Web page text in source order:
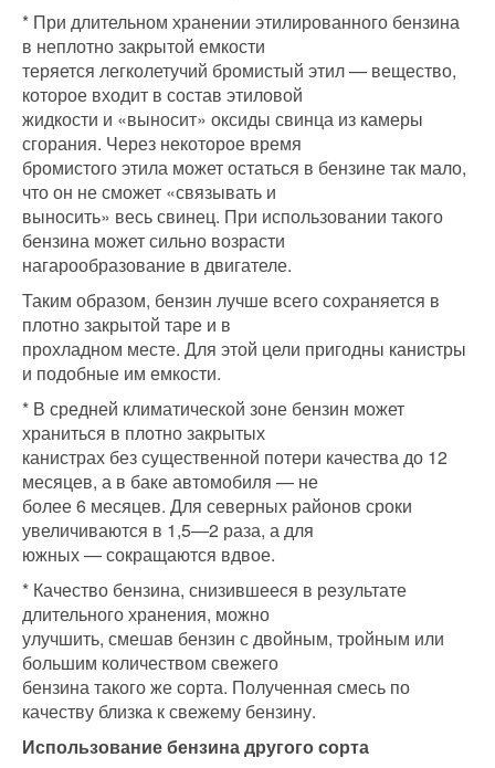
* При длительном хранении этилированного бензина
в неплотно закрытой емкости
теряется легколетучий бромистый этил — вещество,
которое входит в состав этиловой
жидкости и «выносит» оксиды свинца из камеры
сгорания. Через некоторое время
бромистого этила может остаться в бензине так мало,
что он не сможет «связывать и
выносить» весь свинец. При использовании такого
бензина может сильно возрасти
нагарообразование в двигателе.
Таким образом, бензин лучше всего сохраняется в
плотно закрытой таре и в
прохладном месте. Для этой цели пригодны канистры
и подобные им емкости.
* В средней климатической зоне бензин может
храниться в плотно закрытых
канистрах без существенной потери качества до 12
месяцев, а в баке автомобиля — не
более 6 месяцев. Для северных районов сроки
увеличиваются в 1,5—2 раза, а для
южных — сокращаются вдвое.
* Качество бензина, снизившееся в результате
длительного хранения, можно
улучшить, смешав бензин с двойным, тройным или
большим количеством свежего
бензина такого же сорта. Полученная смесь по
качеству близка к свежему бензину.
Использование бензина другого сорта